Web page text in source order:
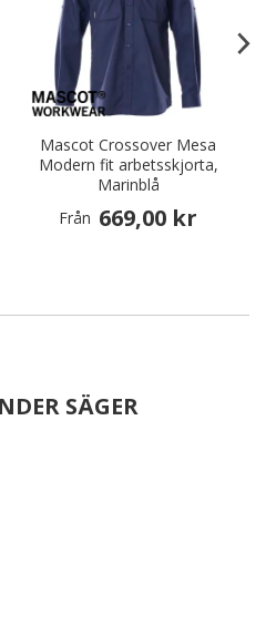
Mascot Crossover Mesa
Modern fit arbetsskjorta,
Marinblå
Från 669,00 kr
SÄGER